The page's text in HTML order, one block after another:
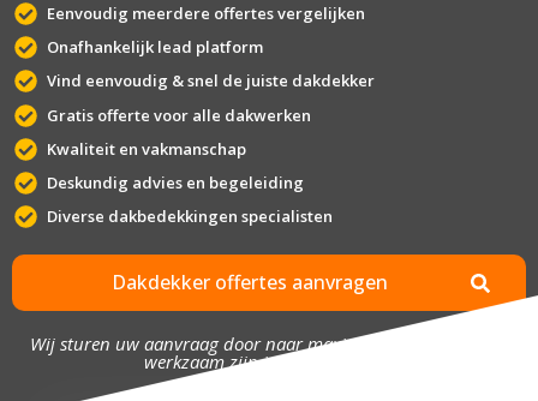
Eenvoudig meerdere offertes vergelijken
Onafhankelijk lead platform
Vind eenvoudig & snel de juiste dakdekker
Gratis offerte voor alle dakwerken
Kwaliteit en vakmanschap
Deskundig advies en begeleiding
Diverse dakbedekkingen specialisten
Dakdekker offertes aanvragen
Wij sturen uw aanvraag door naar maximaal 4 bedrijven die
werkzaam zijn in uw omgeving.